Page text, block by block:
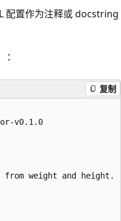
配置作为注释或 docstring
复制
v0.1.0
weight and height.